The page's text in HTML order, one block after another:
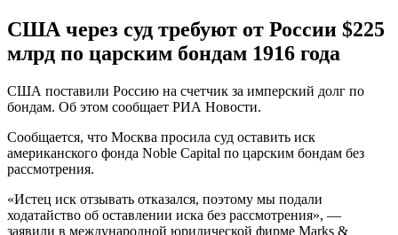
США через суд требуют от России $225
млрд по царским бондам 1916 года
США поставили Россию на счетчик за имперский долг по
бондам. Об этом сообщает РИА Новости.
Сообщается, что Москва просила суд оставить иск
американского фонда Noble Capital по царским бондам без
рассмотрения.
«Истец иск отзывать отказался, поэтому мы подали
ходатайство об оставлении иска без рассмотрения», —
заявили в международной юридической фирме Marks &